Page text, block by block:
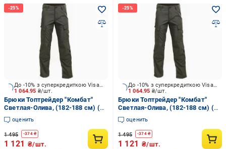
1 064.95 ₴/шт.
До -10% з суперкредиткою Visa Вигода
Брюки Топтрейдер "Комбат"
Светлая-Олива, (182-188 см) (
44-46р) р.S
оценить
1 495 -374₴
1 121 ₴/шт.
1 064.95 ₴/шт.
До -10% з суперкредиткою Visa Вигода
Брюки Топтрейдер "Комбат"
Светлая-Олива, (182-188 см) (
48-50р) р.M
оценить
1 495 -374₴
1 121 ₴/шт.